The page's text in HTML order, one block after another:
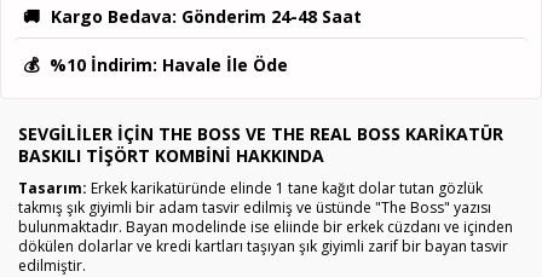
🚚 Kargo Bedava: Gönderim 24-48 Saat
💰 %10 İndirim: Havale İle Öde
SEVGILILER İÇIN THE BOSS VE THE REAL BOSS KARIKATÜR
BASKILI TIŞÖRT KOMBINI HAKKINDA
Tasarım: Erkek karikatüründe elinde 1 tane kağıt dolar tutan gözlük
takmış şık giyimli bir adam tasvir edilmiş ve üstünde "The Boss" yazısı
bulunmaktadır. Bayan modelinde ise eliinde bir erkek cüzdanı ve içinden
dökülen dolarlar ve kredi kartları taşıyan şık giyimli zarif bir bayan tasvir
edilmiştir.